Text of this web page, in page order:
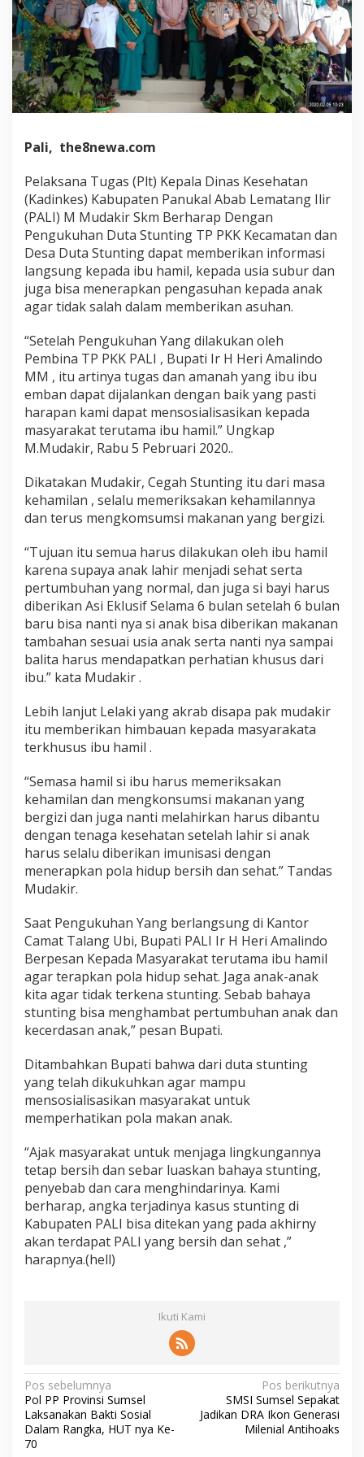
Pali, the8newa.com
Pelaksana Tugas (Plt) Kepala Dinas Kesehatan
(Kadinkes) Kabupaten Panukal Abab Lematang Ilir
(PALI) M Mudakir Skm Berharap Dengan
Pengukuhan Duta Stunting TP PKK Kecamatan dan
Desa Duta Stunting dapat memberikan informasi
langsung kepada ibu hamil, kepada usia subur dan
juga bisa menerapkan pengasuhan kepada anak
agar tidak salah dalam memberikan asuhan.
“Setelah Pengukuhan Yang dilakukan oleh
Pembina TP PKK PALI , Bupati Ir H Heri Amalindo
MM , itu artinya tugas dan amanah yang ibu ibu
emban dapat dijalankan dengan baik yang pasti
harapan kami dapat mensosialisasikan kepada
masyarakat terutama ibu hamil.” Ungkap
M.Mudakir, Rabu 5 Pebruari 2020..
Dikatakan Mudakir, Cegah Stunting itu dari masa
kehamilan , selalu memeriksakan kehamilannya
dan terus mengkomsumsi makanan yang bergizi.
“Tujuan itu semua harus dilakukan oleh ibu hamil
karena supaya anak lahir menjadi sehat serta
pertumbuhan yang normal, dan juga si bayi harus
diberikan Asi Eklusif Selama 6 bulan setelah 6 bulan
baru bisa nanti nya si anak bisa diberikan makanan
tambahan sesuai usia anak serta nanti nya sampai
balita harus mendapatkan perhatian khusus dari
ibu.” kata Mudakir .
Lebih lanjut Lelaki yang akrab disapa pak mudakir
itu memberikan himbauan kepada masyarakata
terkhusus ibu hamil .
“Semasa hamil si ibu harus memeriksakan
kehamilan dan mengkonsumsi makanan yang
bergizi dan juga nanti melahirkan harus dibantu
dengan tenaga kesehatan setelah lahir si anak
harus selalu diberikan imunisasi dengan
menerapkan pola hidup bersih dan sehat.” Tandas
Mudakir.
Saat Pengukuhan Yang berlangsung di Kantor
Camat Talang Ubi, Bupati PALI Ir H Heri Amalindo
Berpesan Kepada Masyarakat terutama ibu hamil
agar terapkan pola hidup sehat. Jaga anak-anak
kita agar tidak terkena stunting. Sebab bahaya
stunting bisa menghambat pertumbuhan anak dan
kecerdasan anak,” pesan Bupati.
Ditambahkan Bupati bahwa dari duta stunting
yang telah dikukuhkan agar mampu
mensosialisasikan masyarakat untuk
memperhatikan pola makan anak.
“Ajak masyarakat untuk menjaga lingkungannya
tetap bersih dan sebar luaskan bahaya stunting,
penyebab dan cara menghindarinya. Kami
berharap, angka terjadinya kasus stunting di
Kabupaten PALI bisa ditekan yang pada akhirny
akan terdapat PALI yang bersih dan sehat ,”
harapnya.(hell)
Ikuti Kami
N
a
v
Pos sebelumnya
Pol PP Provinsi Sumsel
Laksanakan Bakti Sosial
Dalam Rangka, HUT nya Ke-
70
Pos berikutnya
SMSI Sumsel Sepakat
Jadikan DRA Ikon Generasi
Milenial Antihoaks